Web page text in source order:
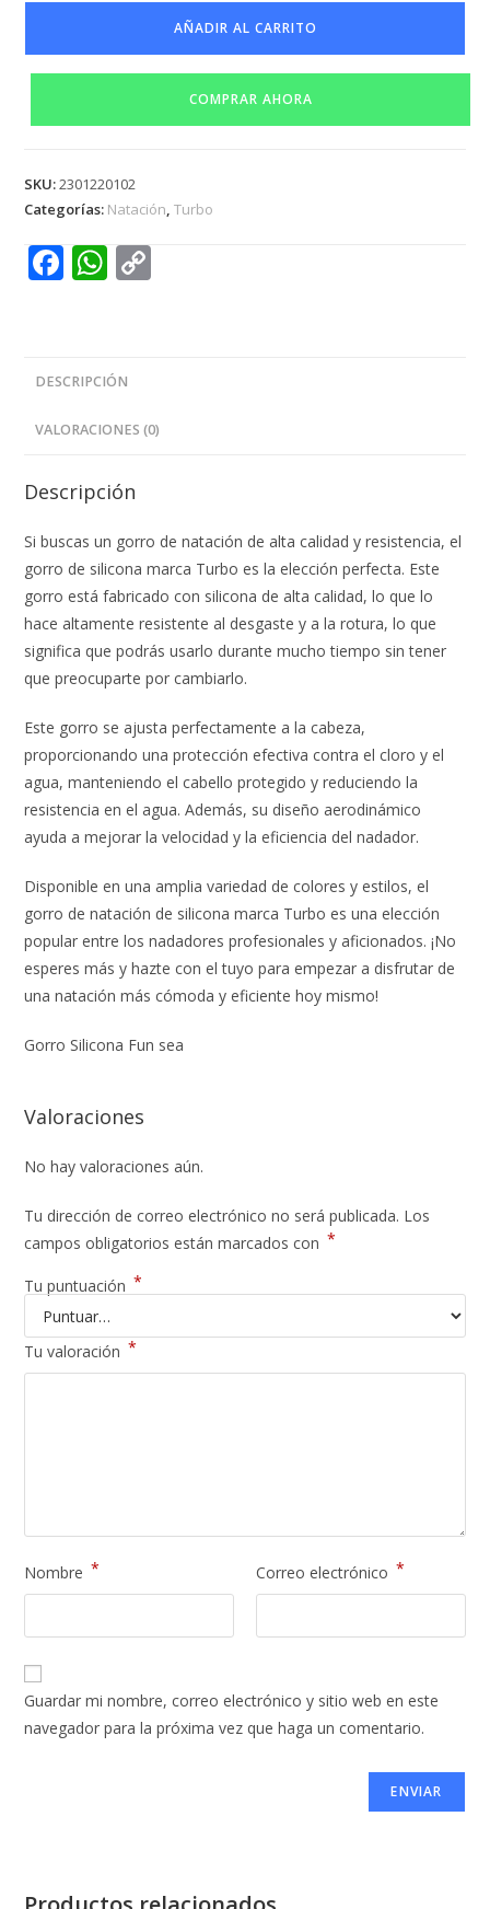
AÑADIR AL CARRITO
COMPRAR AHORA
SKU:2301220102
Categorías: Natación,Turbo
F
b
o
o
k
W
s
A
p
p
n
DESCRIPCIÓN
VALORACIONES (0)
Descripción
Si buscas un gorro de natación de alta calidad y resistencia, el
gorro de silicona marca Turbo es la elección perfecta. Este
gorro está fabricado con silicona de alta calidad, lo que lo
hace altamente resistente al desgaste y a la rotura, lo que
significa que podrás usarlo durante mucho tiempo sin tener
que preocuparte por cambiarlo.
Este gorro se ajusta perfectamente a la cabeza,
proporcionando una protección efectiva contra el cloro y el
agua, manteniendo el cabello protegido y reduciendo la
resistencia en el agua. Además, su diseño aerodinámico
ayuda a mejorar la velocidad y la eficiencia del nadador.
Disponible en una amplia variedad de colores y estilos, el
gorro de natación de silicona marca Turbo es una elección
popular entre los nadadores profesionales y aficionados. ¡No
esperes más y hazte con el tuyo para empezar a disfrutar de
una natación más cómoda y eficiente hoy mismo!
Gorro Silicona Fun sea
Valoraciones
No hay valoraciones aún.
Tu dirección de correo electrónico no será publicada. Los
campos obligatorios están marcados con *
Tu puntuación *
Tu valoración *
Nombre * Correo electrónico *
Guardar mi nombre, correo electrónico y sitio web en este
navegador para la próxima vez que haga un comentario.